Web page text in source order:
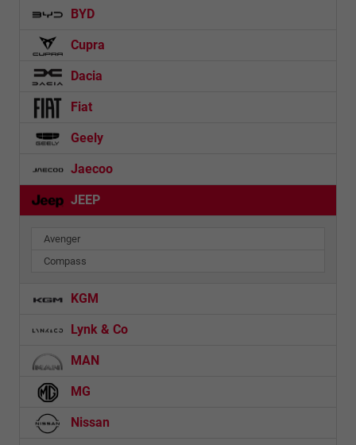
BYD
Cupra
Dacia
Fiat
Geely
Jaecoo
JEEP
Avenger
Compass
KGM
Lynk & Co
MAN
MG
Nissan